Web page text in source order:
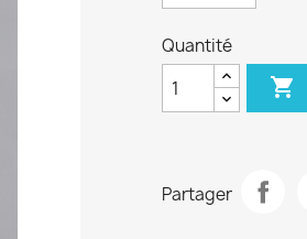
Quantité

Partager